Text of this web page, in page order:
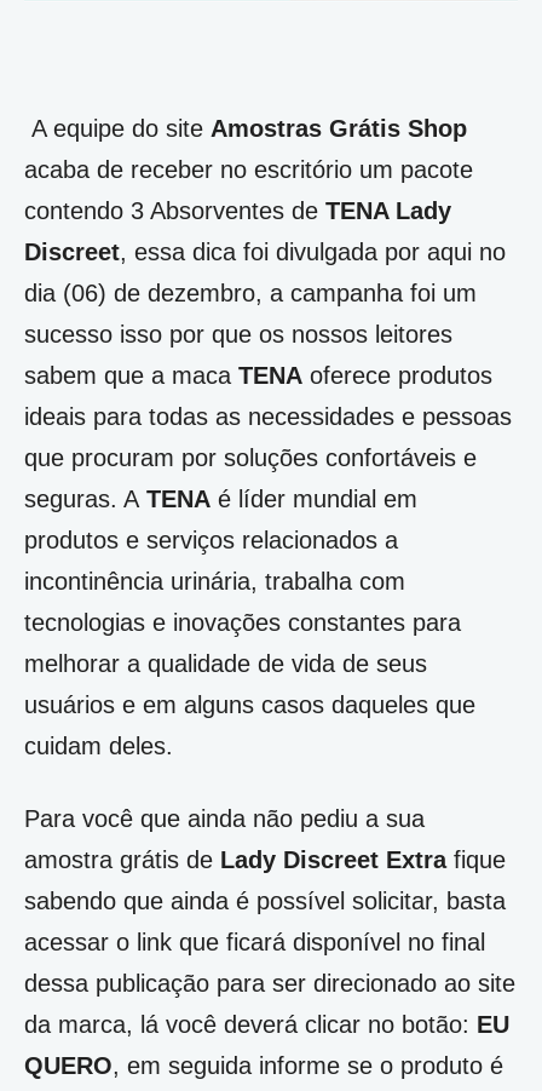
A equipe do site Amostras Grátis Shop
acaba de receber no escritório um pacote
contendo 3 Absorventes de TENA Lady
Discreet, essa dica foi divulgada por aqui no
dia (06) de dezembro, a campanha foi um
sucesso isso por que os nossos leitores
sabem que a maca TENA oferece produtos
ideais para todas as necessidades e pessoas
que procuram por soluções confortáveis e
seguras. A TENA é líder mundial em
produtos e serviços relacionados a
incontinência urinária, trabalha com
tecnologias e inovações constantes para
melhorar a qualidade de vida de seus
usuários e em alguns casos daqueles que
cuidam deles.
Para você que ainda não pediu a sua
amostra grátis de Lady Discreet Extrafique
sabendo que ainda é possível solicitar, basta
acessar o link que ficará disponível no final
dessa publicação para ser direcionado ao site
da marca, lá você deverá clicar no botão: EU
QUERO, em seguida informe se o produto é